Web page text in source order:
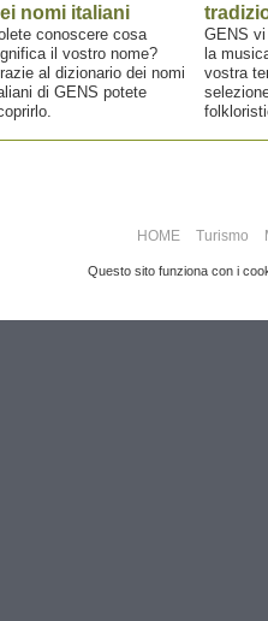
nomi italiani
conoscere cosa
il vostro nome?
al dizionario dei nomi
di GENS potete
GENS
la
vostra
HOME Turismo
Questo sito funziona con i